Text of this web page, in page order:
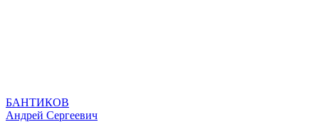
БАНТИКОВ
Андрей Сергеевич